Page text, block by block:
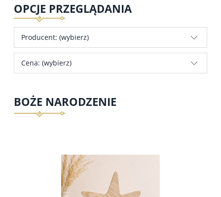
OPCJE PRZEGLĄDANIA
Producent: (wybierz)
Cena: (wybierz)
BOŻE NARODZENIE